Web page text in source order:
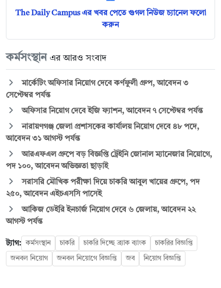
The Daily Campus এর খবর পেতে গুগল নিউজ চ্যানেল ফলো
করুন
কর্মসংস্থান এর আরও সংবাদ
মার্কেটিং অফিসার নিয়োগ দেবে কর্ণফুলী গ্রুপ, আবেদন ৩
সেপ্টেম্বর পর্যন্ত
অফিসার নিয়োগ দেবে ইজি ফ্যাশন, আবেদন ৭ সেপ্টেম্বর পর্যন্ত
নারায়ণগঞ্জ জেলা প্রশাসকের কার্যালয় নিয়োগ দেবে ৪৮ পদে,
আবেদন ৩১ আগস্ট পর্যন্ত
আরএফএল গ্রুপে বড় বিজ্ঞপ্তি ট্রেইনি জোনাল ম্যানেজার নিয়োগে,
পদ ১০০, আবেদন অভিজ্ঞতা ছাড়াই
সরাসরি মৌখিক পরীক্ষা দিয়ে চাকরি আবুল খায়ের গ্রুপে, পদ
২৫০, আবেদন এইচএসসি পাসেই
আকিজ ডেইরি ইনচার্জ নিয়োগ দেবে ৬ জেলায়, আবেদন ২২
আগস্ট পর্যন্ত
ট্যাগ: কর্মসংস্থান চাকরি চাকরি দিচ্ছে ব্র্যাক ব্যাংক চাকরির বিজ্ঞপ্তি
জনবল নিয়োগ জনবল নিয়োগে বিজ্ঞপ্তি জব নিয়োগ বিজ্ঞপ্তি